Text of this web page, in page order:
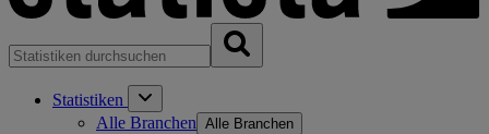
Statistiken
Alle Branchen Alle Branchen